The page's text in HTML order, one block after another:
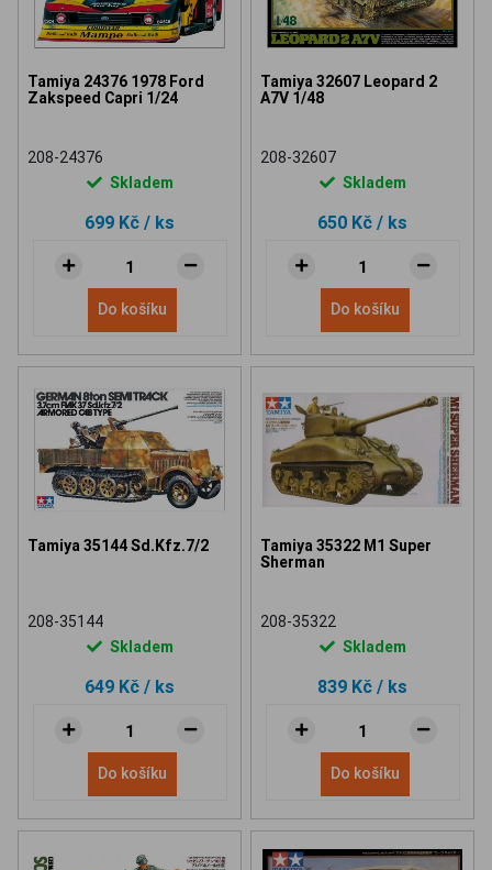
Tamiya 24376 1978 Ford
Zakspeed Capri 1/24
208-24376
Skladem
699 Kč / ks
Do košíku
Tamiya 32607 Leopard 2
A7V 1/48
208-32607
Skladem
650 Kč / ks
Do košíku
Tamiya 35144 Sd.Kfz.7/2
208-35144
Skladem
649 Kč / ks
Do košíku
Tamiya 35322 M1 Super
Sherman
208-35322
Skladem
839 Kč / ks
Do košíku